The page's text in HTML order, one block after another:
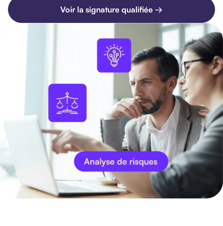
Voir la signature qualifiée →